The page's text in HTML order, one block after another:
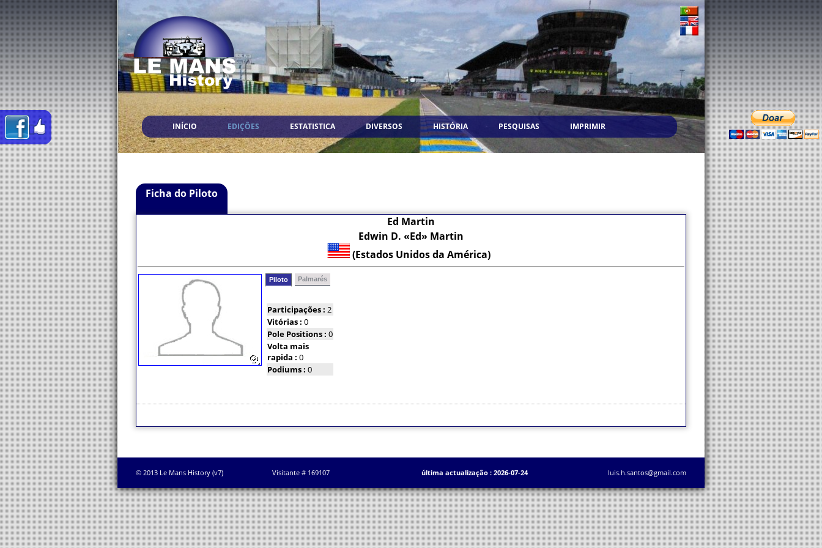
INÍCIO EDIÇÕES ESTATISTICA DIVERSOS HISTÓRIA PESQUISAS IMPRIMIR
Ficha do Piloto
Ed Martin
Edwin D. «Ed» Martin
(Estados Unidos da América)
Piloto Palmarés
Participações : 2
Vitórias : 0
Pole Positions : 0
Volta mais
rapida : 0
Podiums : 0
© 2013 Le Mans History (v7) Visitante # 169107 última actualização : 2026-07-24 luis.h.santos@gmail.com